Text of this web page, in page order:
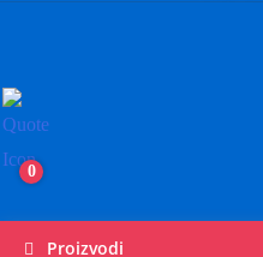
0
Proizvodi